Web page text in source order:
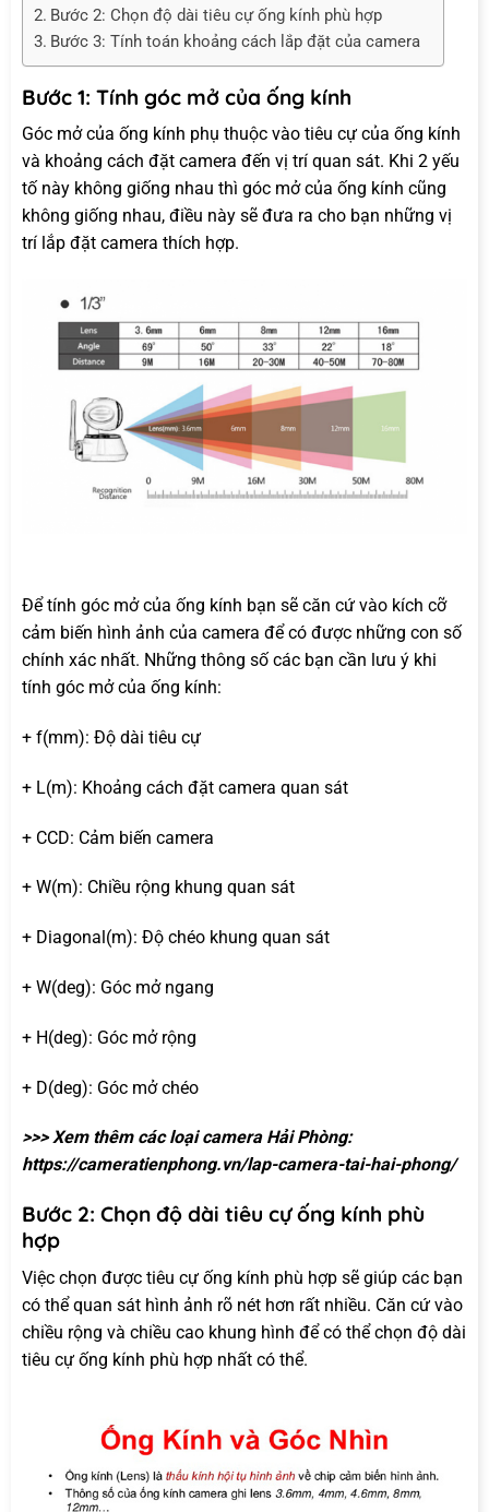
Bước 2: Chọn độ dài tiêu cự ống kính phù hợp
Bước 3: Tính toán khoảng cách lắp đặt của camera
Bước 1: Tính góc mở của ống kính
Góc mở của ống kính phụ thuộc vào tiêu cự của ống kính
và khoảng cách đặt camera đến vị trí quan sát. Khi 2 yếu
tố này không giống nhau thì góc mở của ống kính cũng
không giống nhau, điều này sẽ đưa ra cho bạn những vị
trí lắp đặt camera thích hợp.
Để tính góc mở của ống kính bạn sẽ căn cứ vào kích cỡ
cảm biến hình ảnh của camera để có được những con số
chính xác nhất. Những thông số các bạn cần lưu ý khi
tính góc mở của ống kính:
+ f(mm): Độ dài tiêu cự
+ L(m): Khoảng cách đặt camera quan sát
+ CCD: Cảm biến camera
+ W(m): Chiều rộng khung quan sát
+ Diagonal(m): Độ chéo khung quan sát
+ W(deg): Góc mở ngang
+ H(deg): Góc mở rộng
+ D(deg): Góc mở chéo
>>> Xem thêm các loại camera Hải Phòng:
https://cameratienphong.vn/lap-camera-tai-hai-phong/
Bước 2: Chọn độ dài tiêu cự ống kính phù
hợp
Việc chọn được tiêu cự ống kính phù hợp sẽ giúp các bạn
có thể quan sát hình ảnh rõ nét hơn rất nhiều. Căn cứ vào
chiều rộng và chiều cao khung hình để có thể chọn độ dài
tiêu cự ống kính phù hợp nhất có thể.